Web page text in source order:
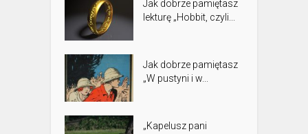
Jak dobrze pamiętasz
lekturę „Hobbit, czyli...
Jak dobrze pamiętasz
„W pustyni i w...
„Kapelusz pani